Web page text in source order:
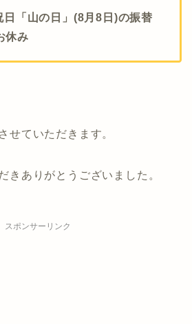
「山の日」(8月8日)の振替
休み
せていただきます。
きありがとうございました。
スポンサーリンク